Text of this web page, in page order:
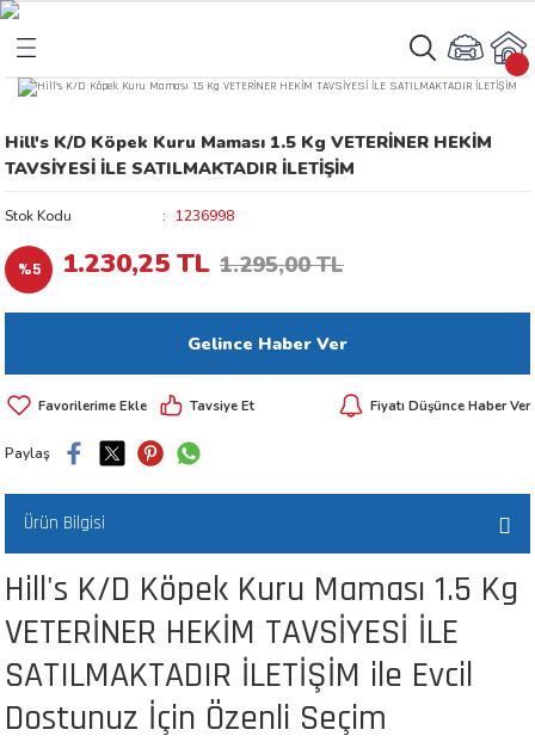
Ürünleri
Hill's K/D Köpek Kuru Maması 1.5 Kg VETERİNER HEKİM
TAVSİYESİ İLE SATILMAKTADIR İLETİŞİM
Stok Kodu 1236998
%5 1.230,25 TL 1.295,00 TL
Gelince Haber Ver
Tavsiye Et Fiyatı Düşünce Haber Ver
Paylaş
Ürün Bilgisi
Hill's K/D Köpek Kuru Maması 1.5 Kg
VETERİNER HEKİM TAVSİYESİ İLE
SATILMAKTADIR İLETİŞİM ile Evcil
Dostunuz İçin Özenli Seçim